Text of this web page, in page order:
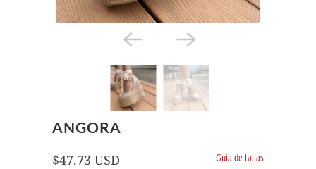
ANGORA
$47.73 USD Guía de tallas